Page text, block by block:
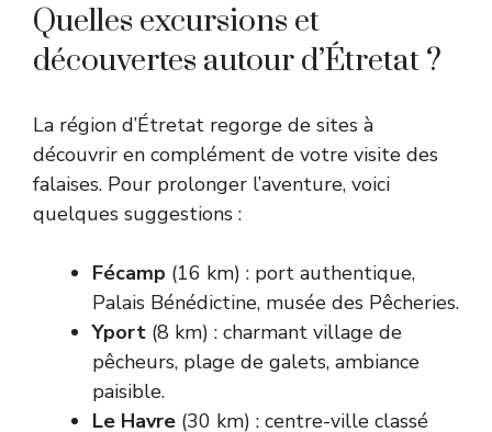
Quelles excursions et
découvertes autour d’Étretat ?
La région d’Étretat regorge de sites à
découvrir en complément de votre visite des
falaises. Pour prolonger l’aventure, voici
quelques suggestions :
Fécamp (16 km) : port authentique,
Palais Bénédictine, musée des Pêcheries.
Yport (8 km) : charmant village de
pêcheurs, plage de galets, ambiance
paisible.
Le Havre (30 km) : centre-ville classé